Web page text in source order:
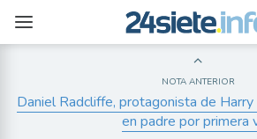
NOTA ANTERIOR
Daniel Radcliffe, protagonista de
en padre por primera